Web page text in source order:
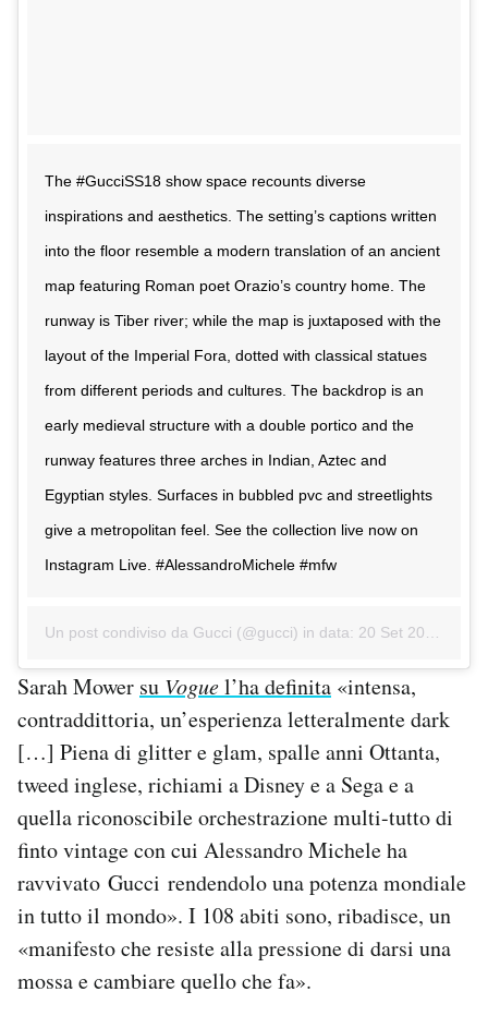
The #GucciSS18 show space recounts diverse
inspirations and aesthetics. The setting’s captions written
into the floor resemble a modern translation of an ancient
map featuring Roman poet Orazio’s country home. The
runway is Tiber river; while the map is juxtaposed with the
layout of the Imperial Fora, dotted with classical statues
from different periods and cultures. The backdrop is an
early medieval structure with a double portico and the
runway features three arches in Indian, Aztec and
Egyptian styles. Surfaces in bubbled pvc and streetlights
give a metropolitan feel. See the collection live now on
Instagram Live. #AlessandroMichele #mfw
Un post condiviso da Gucci (@gucci) in data: 20 Set 2017 alle ore 06:29 PDT
Sarah Mower su Voguel’ha definita «intensa,
contraddittoria, un’esperienza letteralmente dark
[…] Piena di glitter e glam, spalle anni Ottanta,
tweed inglese, richiami a Disney e a Sega e a
quella riconoscibile orchestrazione multi-tutto di
finto vintage con cui Alessandro Michele ha
ravvivato Gucci rendendolo una potenza mondiale
in tutto il mondo». I 108 abiti sono, ribadisce, un
«manifesto che resiste alla pressione di darsi una
mossa e cambiare quello che fa».